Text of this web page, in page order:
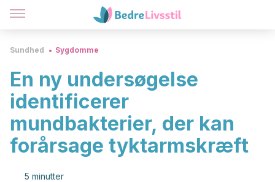
Sundhed Sygdomme
En ny undersøgelse
identificerer
mundbakterier, der kan
forårsage tyktarmskræft
5 minutter